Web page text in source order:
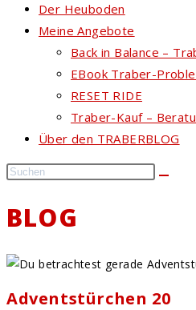
Der Heuboden
Meine Angebote
Back in Balance –
EBook Traber-
RESET RIDE
Traber-Kauf –
Über den TRABERBLOG
BLOG
Adventstürchen 20